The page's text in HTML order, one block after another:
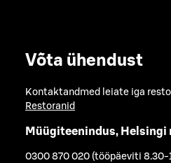
Võta ühendust
Kontaktandmed leiate iga
Restoranid
Müügiteenindus,
0300 870 020 (tööpäeviti 8.30-